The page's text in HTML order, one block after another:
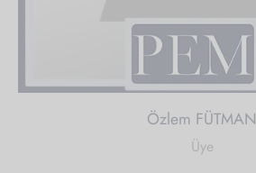
Özlem FÜTMAN
Üye